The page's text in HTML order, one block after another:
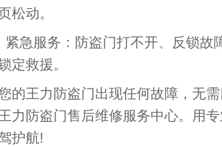
松动。
服务：防盗门打不开、反锁故
定救援。
王力防盗门出现任何故障，无需
力防盗门售后维修服务中心。用
护航!